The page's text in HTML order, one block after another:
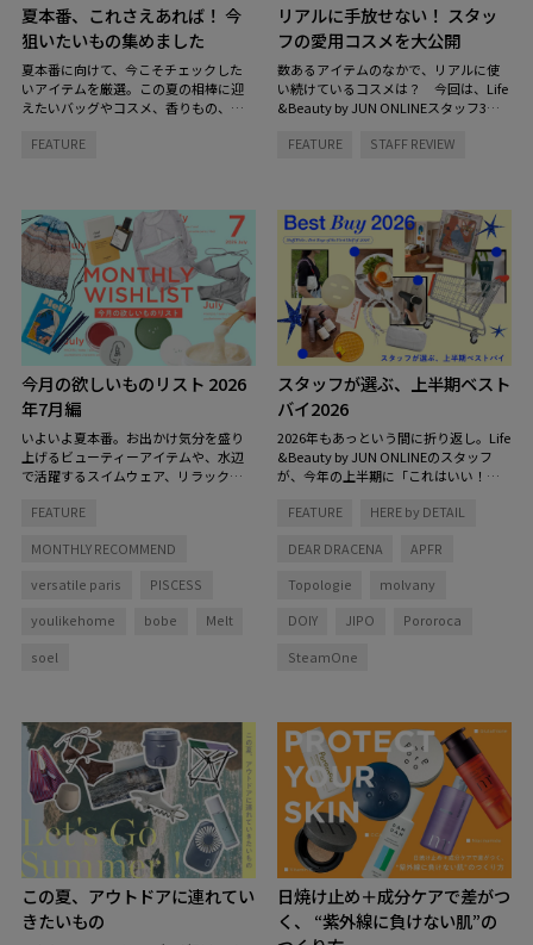
夏本番、これさえあれば！ 今
狙いたいもの集めました
夏本番に向けて、今こそチェックした
いアイテムを厳選。この夏の相棒に迎
えたいバッグやコスメ、香りもの、イ
プをご紹介します。
FEATURE
リアルに手放せない！ スタッ
フの愛用コスメを大公開
数あるアイテムのなかで、リアルに使
い続けているコスメは？ 今回は、Life
&Beauty by JUN ONLINEスタッフ3名
キンケアからヘアケアまで、毎日の定
FEATURE STAFF REVIEW
今月の欲しいものリスト 2026
年7月編
いよいよ夏本番。お出かけ気分を盛り
上げるビューティーアイテムや、水辺
で活躍するスイムウェア、リラックス
と心地よく、自分らしく過ごすための
FEATURE
MONTHLY RECOMMEND
versatile paris PISCESS
youlikehome bobe Melt
soel
スタッフが選ぶ、上半期ベスト
バイ2026
2026年もあっという間に折り返し。Life
&Beauty by JUN ONLINEのスタッフ
が、今年の上半期に「これはいい！」
しました。
FEATURE HERE by DETAIL
DEAR DRACENA APFR
Topologie molvany
DOIY JIPO Pororoca
SteamOne
この夏、アウトドアに連れてい
きたいもの
日焼け止め＋成分ケアで差がつ
く、 “紫外線に負けない肌”の